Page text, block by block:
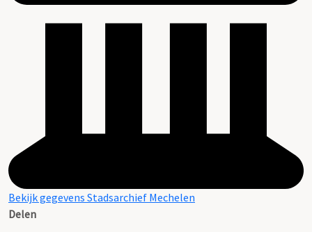
Bekijk gegevens Stadsarchief Mechelen
Delen